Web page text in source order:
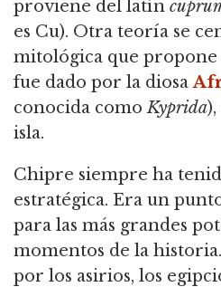
proviene del latín
es Cu). Otra teoría se
mitológica que
fue dado por la diosa
conocida comoKyprida
isla.
Chipre siempre ha
estratégica. Era un
para las más grandes
momentos de la
por los asirios, los